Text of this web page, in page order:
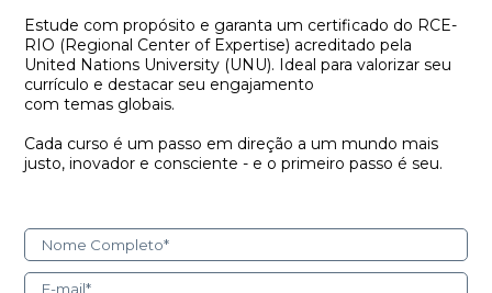
Estude com propósito e garanta um certificado do RCE-
RIO (Regional Center of Expertise) acreditado pela
United Nations University (UNU). Ideal para valorizar seu
currículo e destacar seu engajamento
com temas globais.
Cada curso é um passo em direção a um mundo mais
justo, inovador e consciente - e o primeiro passo é seu.
Nome Completo*
E-mail*
Telefone*